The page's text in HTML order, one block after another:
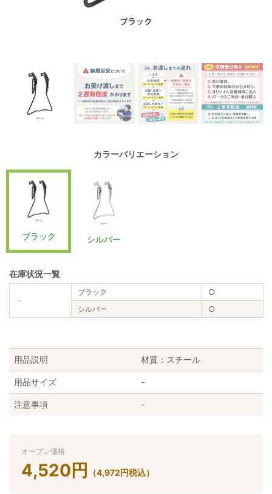
カラーバリエーション
ブラック シルバー
在庫状況一覧
－
ブラック
○
シルバー
○
用品説明 材質：スチール
用品サイズ -
注意事項 -
オープン価格
4,520 円 （4,972円税込）